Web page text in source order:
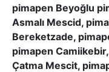
pimapen Beyoğlu
Asmalı Mescid,
Bereketzade,
pimapen
Çatma Mescit,